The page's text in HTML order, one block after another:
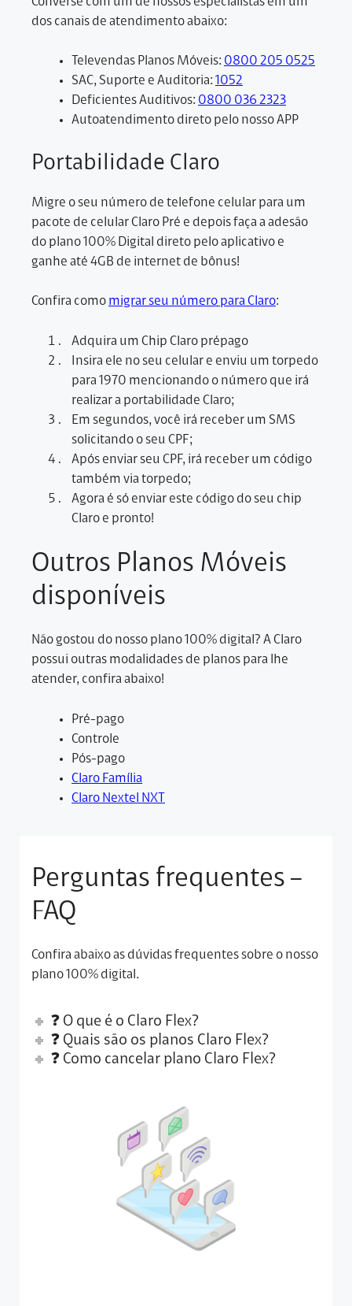
dos canais de atendimento abaixo:
Televendas Planos Móveis: 0800 205 0525
SAC, Suporte e Auditoria: 1052
Deficientes Auditivos: 0800 036 2323
Autoatendimento direto pelo nosso APP
Portabilidade Claro
Migre o seu número de telefone celular para um
pacote de celular Claro Pré e depois faça a adesão
do plano 100% Digital direto pelo aplicativo e
ganhe até 4GB de internet de bônus!
Confira como migrar seu número para Claro:
Adquira um Chip Claro prépago
Insira ele no seu celular e enviu um torpedo
para 1970 mencionando o número que irá
realizar a portabilidade Claro;
Em segundos, você irá receber um SMS
solicitando o seu CPF;
Após enviar seu CPF, irá receber um código
também via torpedo;
Agora é só enviar este código do seu chip
Claro e pronto!
Outros Planos Móveis
disponíveis
Não gostou do nosso plano 100% digital? A Claro
possui outras modalidades de planos para lhe
atender, confira abaixo!
Pré-pago
Controle
Pós-pago
Claro Família
Claro Nextel NXT
Perguntas frequentes –
FAQ
Confira abaixo as dúvidas frequentes sobre o nosso
plano 100% digital.
❓ O que é o Claro Flex?
❓ Quais são os planos Claro Flex?
❓ Como cancelar plano Claro Flex?